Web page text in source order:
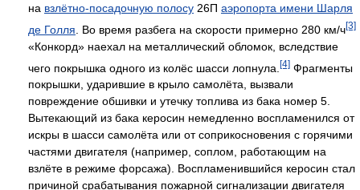
на взлётно-посадочную полосу 26П аэропорта имени Шарля
де Голля . Во время разбега на скорости примерно 280 км/ч[3]
«Конкорд» наехал на металлический обломок, вследствие
чего покрышка одного из колёс шасси лопнула. [4] Фрагменты
покрышки, ударившие в крыло самолёта, вызвали
повреждение обшивки и утечку топлива из бака номер 5.
Вытекающий из бака керосин немедленно воспламенился от
искры в шасси самолёта или от соприкосновения с горячими
частями двигателя (например, соплом, работающим на
взлёте в режиме форсажа). Воспламенившийся керосин стал
причиной срабатывания пожарной сигнализации двигателя